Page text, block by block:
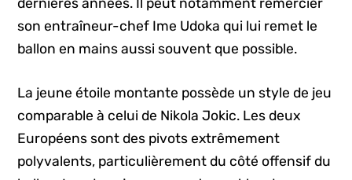
dernières années. Il peut notamment remercier
son entraîneur-chef Ime Udoka qui lui remet le
ballon en mains aussi souvent que possible.
La jeune étoile montante possède un style de jeu
comparable à celui de Nikola Jokic. Les deux
Européens sont des pivots extrêmement
polyvalents, particulièrement du côté offensif du